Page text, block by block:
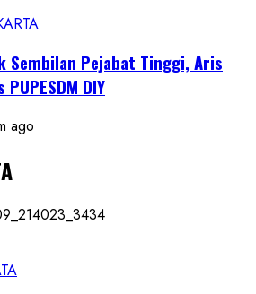
Sembilan Pejabat Tinggi, Aris
DIY
ago